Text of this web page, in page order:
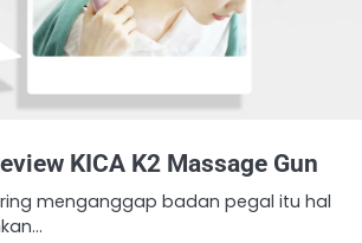
KICA K2 Massage Gun
menganggap badan pegal itu hal